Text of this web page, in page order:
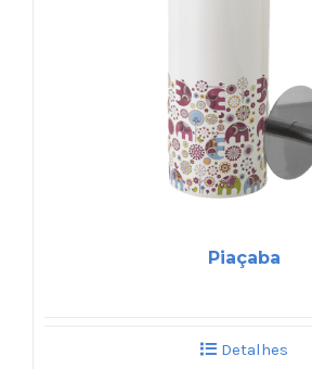
Piaçaba
Detalhes